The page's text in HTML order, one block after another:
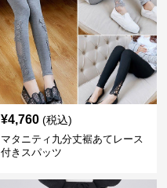
¥4,760 (税込)
マタニティ九分丈裾あてレース
付きスパッツ